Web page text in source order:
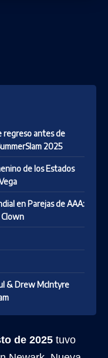
regreso antes de
2025
de los Estados
en Parejas de AAA:
Clown
& Drew McIntyre
de 2025 tuvo